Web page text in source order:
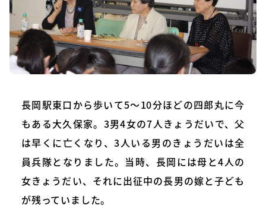
長岡駅東口から歩いて5～10分ほどの四郎丸に今
もある大久保家。3男4女の7人きょうだいで、父
は早くに亡くなり、3人いる男のきょうだいは全
員兵隊となりました。当時、長岡には母と4人の
女きょうだい、それに出征中の長男の嫁と子ども
が残っていました。